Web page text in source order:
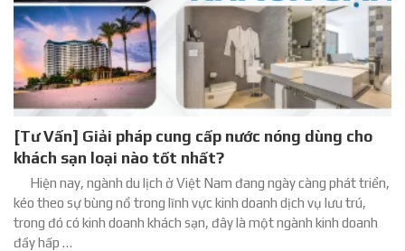
[Tư Vấn] Giải pháp cung cấp nước nóng dùng cho
khách sạn loại nào tốt nhất?
Hiện nay, ngành du lịch ở Việt Nam đang ngày càng phát triển,
kéo theo sự bùng nổ trong lĩnh vực kinh doanh dịch vụ lưu trú,
trong đó có kinh doanh khách sạn, đây là một ngành kinh doanh
đầy hấp …